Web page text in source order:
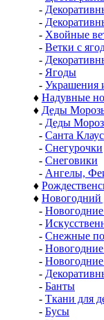
-
-
- Хвойные
- Ветки с
-
- Ягоды
- Украшения
♦ Надувные
♦ Деды
- Деды
- Санта
- Снегурочки
- Снеговики
- Ангелы,
♦
♦ Новогодний
-
-
- Снежные
-
-
-
- Банты
- Ткани для
- Бусы